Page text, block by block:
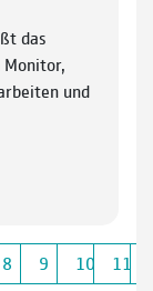
das
und
8 9 10 11